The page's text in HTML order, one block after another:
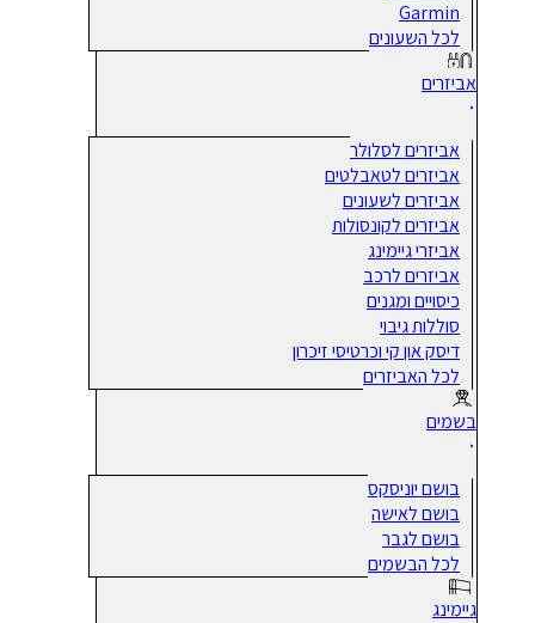
Garmin
לכל השעונים
אביזרים
אביזרים לסלולר
אביזרים לטאבלטים
אביזרים לשעונים
אביזרים לקונסולות
אביזרי גיימינג
אביזרים לרכב
כיסויים ומגנים
סוללות גיבוי
דיסק און קי וכרטיסי זיכרון
לכל האביזרים
בשמים
בושם יוניסקס
בושם לאישה
בושם לגבר
לכל הבשמים
גיימינג